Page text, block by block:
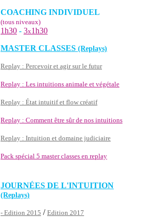
COACHING INDIVIDUEL
(tous niveaux)
1h30 - 3x1h30
MASTER CLASSES (Replays)
Replay : Percevoir et agir sur le futur
Replay : Les intuitions animale et végétale
Replay : État intuitif et flow créatif
Replay : Comment être sûr de nos intuitions
Replay : Intuition et domaine judiciaire
Pack spécial 5 master classes en replay
JOURNÉES DE L'INTUITION
(Replays)
- Edition 2015 / Edition 2017